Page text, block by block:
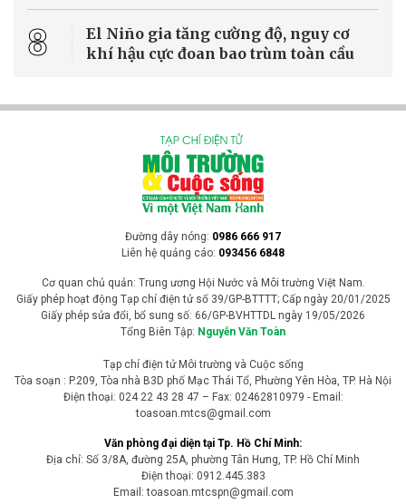
8
El Niño gia tăng cường độ, nguy cơ
khí hậu cực đoan bao trùm toàn cầu
Đường dây nóng: 0986 666 917
Liên hệ quảng cáo: 093456 6848
Cơ quan chủ quản: Trung ương Hội Nước và Môi trường Việt Nam.
Giấy phép hoạt động Tạp chí điện tử số 39/GP-BTTTT; Cấp ngày 20/01/2025
Giấy phép sửa đổi, bổ sung số: 66/GP-BVHTTDL ngày 19/05/2026
Tổng Biên Tập: Nguyễn Văn Toàn
Tạp chí điện tử Môi trường và Cuộc sống
Tòa soạn : P.209, Tòa nhà B3D phố Mạc Thái Tổ, Phường Yên Hòa, TP. Hà Nội
Điện thoại: 024 22 43 28 47 – Fax: 02462810979 - Email:
toasoan.mtcs@gmail.com
Văn phòng đại diện tại Tp. Hồ Chí Minh:
Địa chỉ: Số 3/8A, đường 25A, phường Tân Hưng, TP. Hồ Chí Minh
Điện thoại: 0912.445.383
Email: toasoan.mtcspn@gmail.com